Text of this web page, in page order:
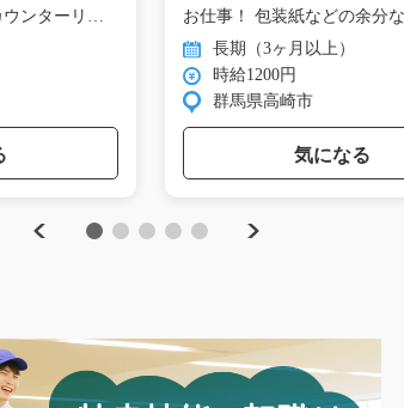
Previous
ンターリ
お仕事！ 包装紙などの余分
取… 長期（3ヶ月以上）
時給1200円
群馬県高崎市
気になる
Next